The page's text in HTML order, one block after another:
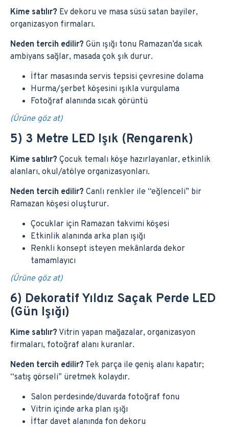
Kime satılır? Ev dekoru ve masa süsü satan bayiler,
organizasyon firmaları.
Neden tercih edilir? Gün ışığı tonu Ramazan’da sıcak
ambiyans sağlar, masada çok şık durur.
İftar masasında servis tepsisi çevresine dolama
Hurma/şerbet köşesini ışıkla vurgulama
Fotoğraf alanında sıcak görüntü
(Ürüne göz at)
5) 3 Metre LED Işık (Rengarenk)
Kime satılır? Çocuk temalı köşe hazırlayanlar, etkinlik
alanları, okul/atölye organizasyonları.
Neden tercih edilir? Canlı renkler ile “eğlenceli” bir
Ramazan köşesi oluşturur.
Çocuklar için Ramazan takvimi köşesi
Etkinlik alanında arka plan ışığı
Renkli konsept isteyen mekânlarda dekor
tamamlayıcı
(Ürüne göz at)
6) Dekoratif Yıldız Saçak Perde LED
(Gün Işığı)
Kime satılır? Vitrin yapan mağazalar, organizasyon
firmaları, fotoğraf alanı kuranlar.
Neden tercih edilir? Tek parça ile geniş alanı kapatır;
“satış görseli” üretmek kolaydır.
Salon perdesinde/duvarda fotoğraf fonu
Vitrin içinde arka plan ışığı
İftar davet alanında fon dekoru